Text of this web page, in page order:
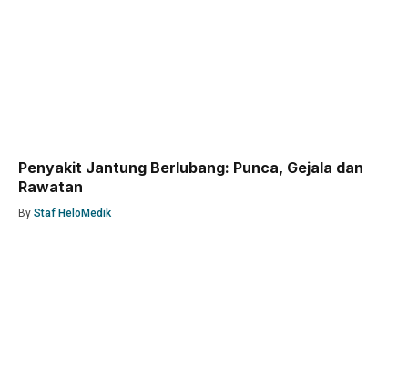
Penyakit Jantung Berlubang: Punca, Gejala dan
Rawatan
By Staf HeloMedik